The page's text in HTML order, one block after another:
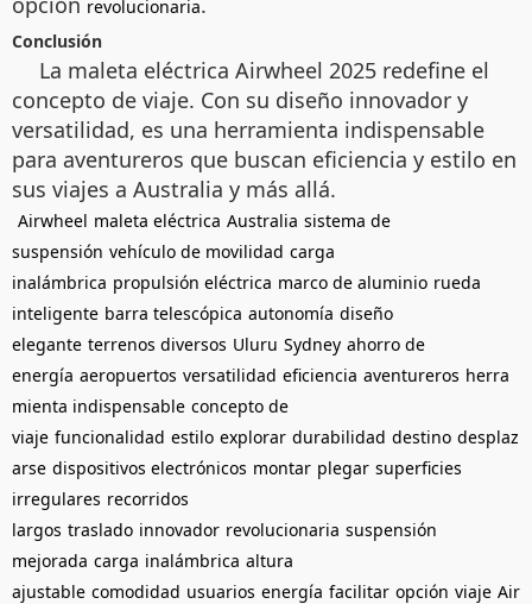
revolucionaria
Conclusión
La maleta eléctrica Airwheel 2025 redefine el
concepto de viaje. Con su diseño innovador y
versatilidad, es una herramienta indispensable
para aventureros que buscan eficiencia y estilo en
sus viajes a Australia y más allá.
Airwheel maleta eléctrica Australia sistema de
suspensión vehículo de movilidad carga
inalámbrica propulsión eléctrica marco de aluminio rueda
inteligente barra telescópica autonomía diseño
elegante terrenos diversos Uluru Sydney ahorro de
energía aeropuertos versatilidad eficiencia aventureros herra
mienta indispensable concepto de
viaje funcionalidad estilo explorar durabilidad destino desplaz
arse dispositivos electrónicos montar plegar superficies
irregulares recorridos
largos traslado innovador revolucionaria suspensión
mejorada carga inalámbrica altura
ajustable comodidad usuarios energía facilitar opción viaje Air